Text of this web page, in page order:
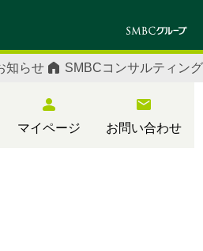
マイページ お問い合わせ
知らせ SMBCコンサルティング